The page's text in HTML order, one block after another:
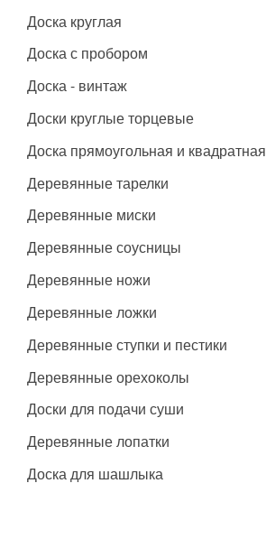
Доска круглая
Доска с пробором
Доска - винтаж
Доски круглые торцевые
Доска прямоугольная и квадратная
Деревянные тарелки
Деревянные миски
Деревянные соусницы
Деревянные ножи
Деревянные ложки
Деревянные ступки и пестики
Деревянные орехоколы
Доски для подачи суши
Деревянные лопатки
Доска для шашлыка